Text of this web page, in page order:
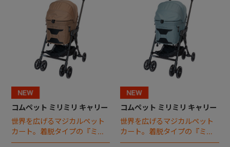
コムペット ミリミリ キャリー
世界を広げるマジカルペット
カート。着脱タイプの『ミリ
ミリ キャリー』 からアースカ
コムペット ミリミリ キャリー
世界を広げるマジカルペット
カート。着脱タイプの『ミリ
ミリ キャリー』 からアースカ